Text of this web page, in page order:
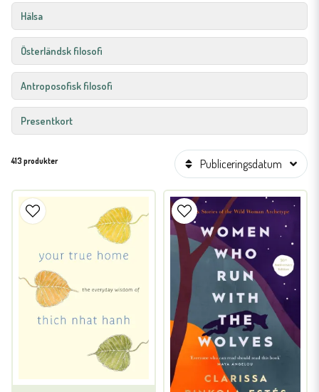
Hälsa
Österländsk filosofi
Antroposofisk filosofi
Presentkort
413 produkter Publiceringsdatum